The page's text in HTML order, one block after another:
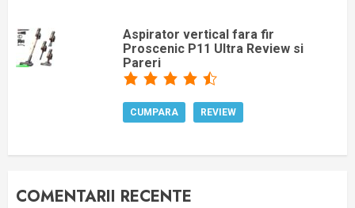
Aspirator vertical fara fir
Proscenic P11 Ultra Review si
Pareri
CUMPARA REVIEW
COMENTARII RECENTE